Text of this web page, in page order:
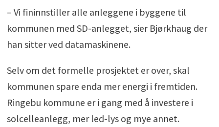
– Vi fininnstiller alle anleggene i byggene til
kommunen med SD-anlegget, sier Bjørkhaug der
han sitter ved datamaskinene.
Selv om det formelle prosjektet er over, skal
kommunen spare enda mer energi i fremtiden.
Ringebu kommune er i gang med å investere i
solcelleanlegg, mer led-lys og mye annet.